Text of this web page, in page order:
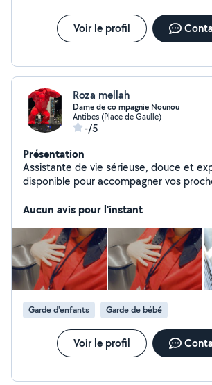
Voir le profil
Roza mellah
Dame de co mpagnie Nounou
Antibes (Place de Gaulle)
-/5
Présentation
Assistante de vie sérieuse, douce et
disponible pour accompagner vos
des enfants à domicile,j'ai de
Aucun avis pour l'instant
Garde d'enfants Garde de bébé
Voir le profil